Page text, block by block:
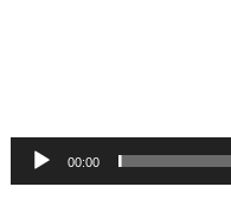
00:00